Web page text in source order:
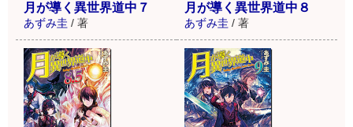
月が導く異世界道中７
あずみ圭 / 著
月が導く異世界道中８
あずみ圭 / 著